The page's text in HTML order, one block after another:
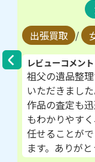
出張買取 /
レビューコメント
祖父の遺品整
いただきまし
作品の査定も
もわかりやす
任せることが
ます。ありが